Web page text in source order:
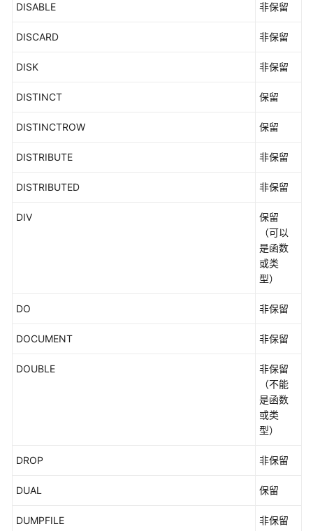
DISABLE 非保留
DISCARD 非保留
DISK 非保留
DISTINCT 保留
DISTINCTROW 保留
DISTRIBUTE 非保留
DISTRIBUTED 非保留
DIV
保留
（可以
是函数
或类
型）
DO 非保留
DOCUMENT 非保留
DOUBLE
非保留
（不能
是函数
或类
型）
DROP 非保留
DUAL 保留
DUMPFILE 非保留